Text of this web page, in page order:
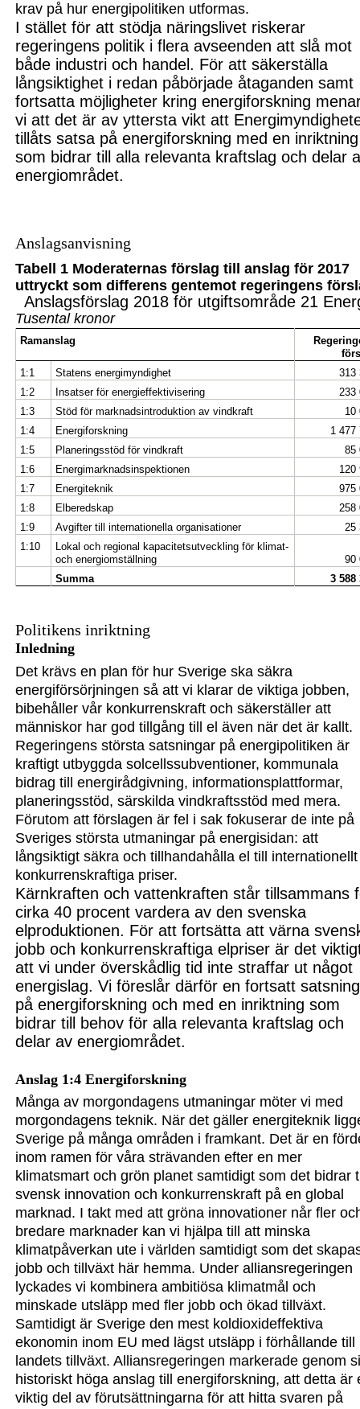
krav på hur energipolitiken utformas.
I stället för att stödja näringslivet riskerar
regeringens politik i flera avseenden att slå mot
både industri och handel. För att säkerställa
långsiktighet i redan påbörjade åtaganden samt
fortsatta möjligheter kring energiforskning
vi att det är av yttersta vikt att
tillåts satsa på energiforskning med en inriktning
som bidrar till alla relevanta kraftslag och delar
energiområdet.
Anslagsanvisning
Tabell 1 Moderaternas förslag till anslag för 2017
uttryckt som differens gentemot regeringens
Anslagsförslag 2018 för utgiftsområde 21
Tusental kronor
Ramanslag
1:1
Statens energimyndighet
313
1:2
Insatser för energieffektivisering
233
1:3
Stöd för marknadsintroduktion av vindkraft
10
1:4
Energiforskning
1 477
1:5
Planeringsstöd för vindkraft
85
1:6
Energimarknadsinspektionen
120
1:7
Energiteknik
975
1:8
Elberedskap
258
1:9
Avgifter till internationella organisationer
25
1:10
Lokal och regional kapacitetsutveckling för klimat-
och energiomställning
90
Summa
3 588
Politikens inriktning
Inledning
Det krävs en plan för hur Sverigeskasäkra
energiförsörjningen så att vi klarar de viktiga jobben,
bibehåller vår konkurrenskraft och säkerställer att
människor har god tillgång till el även när det är kallt.
Regeringens största satsningar på energipolitiken är
kraftigt utbyggda solcellssubventioner, kommunala
bidrag till energirådgivning, informationsplattformar,
planeringsstöd, särskilda vindkraftsstöd med mera.
Förutom att förslagen är fel i sak fokuserar de inte på
Sveriges största utmaningar på energisidan: att
långsiktigt säkra och tillhandahålla el till internationellt
konkurrenskraftiga priser.
Kärnkraften och vattenkraften står tillsammans
cirka 40 procentvarderaav den svenska
elproduktionen. För att fortsätta att värna
jobb och konkurrenskraftiga elpriser är det
att vi under överskådlig tid inte straffar ut något
energislag. Vi föreslårdärför en fortsatt satsning
påenergiforskning och med en inriktning som
bidrar till behov för alla relevanta kraftslag och
delar av energiområdet.
Anslag 1:4 Energiforskning
Många av morgondagens utmaningar möter vi med
morgondagens teknik. När det gäller energiteknik
Sverige på många områden iframkant. Det är en
inom ramen för våra strävanden efter en mer
klimatsmart och grön planet samtidigt som det bidrar
svensk innovation och konkurrenskraft på en global
marknad. I takt med att gröna innovationer når fler
bredare marknader kan vi hjälpa till att minska
klimatpåverkan ute i världen samtidigt som det
jobb och tillväxt här hemma. Under alliansregeringen
lyckades vi kombinera ambitiösa klimatmål och
minskade utsläpp med fler jobb och ökad tillväxt.
Samtidigt är Sverige den mest koldioxideffektiva
ekonomin inom EU med lägst utsläpp i förhållande till
landets tillväxt. Alliansregeringen markerade genom
historiskt höga anslag till energiforskning, att detta är
viktig del av förutsättningarna för att hitta svaren på